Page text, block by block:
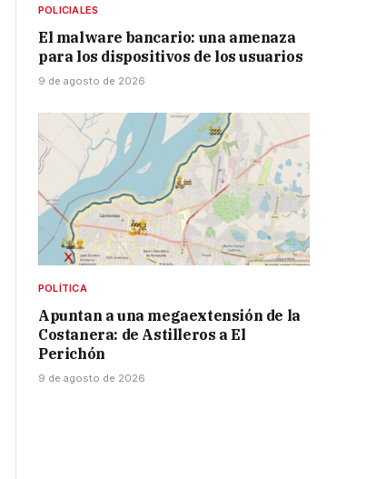
POLICIALES
El malware bancario: una amenaza
para los dispositivos de los usuarios
9 de agosto de 2026
POLÍTICA
Apuntan a una megaextensión de la
Costanera: de Astilleros a El
Perichón
9 de agosto de 2026